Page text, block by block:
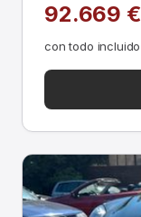
92.669 €
con todo incluido